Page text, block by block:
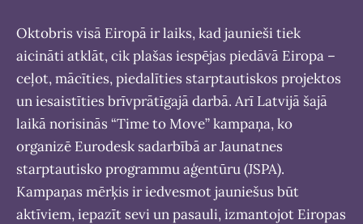
Oktobris visā Eiropā ir laiks, kad jaunieši tiek
aicināti atklāt, cik plašas iespējas piedāvā Eiropa –
ceļot, mācīties, piedalīties starptautiskos projektos
un iesaistīties brīvprātīgajā darbā. Arī Latvijā šajā
laikā norisinās “Time to Move” kampaņa, ko
organizē Eurodesk sadarbībā ar Jaunatnes
starptautisko programmu aģentūru (JSPA).
Kampaņas mērķis ir iedvesmot jauniešus būt
aktīviem, iepazīt sevi un pasauli, izmantojot Eiropas